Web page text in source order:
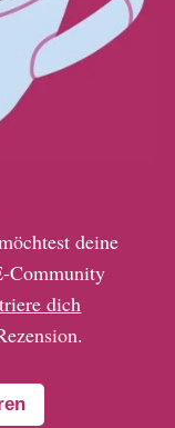
deine
Community
dich